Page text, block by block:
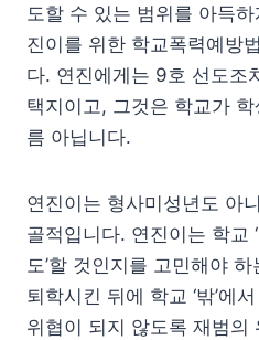
도할 수 있는 범위를 아득
진이를 위한 학교폭력예방
다. 연진에게는 9호 선도조
택지이고, 그것은 학교가
름 아닙니다.
연진이는 형사미성년도 아
골적입니다. 연진이는 학교
도’할 것인지를 고민해야
퇴학시킨 뒤에 학교 ‘밖’에
위협이 되지 않도록 재범의